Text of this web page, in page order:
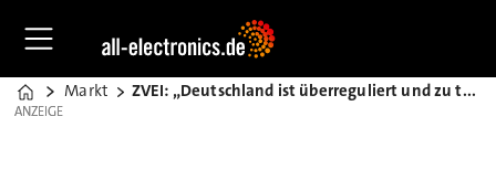
Home
Markt ZVEI: „Deutschland ist überreguliert und zu teuer!“
ANZEIGE
ANZEIGE